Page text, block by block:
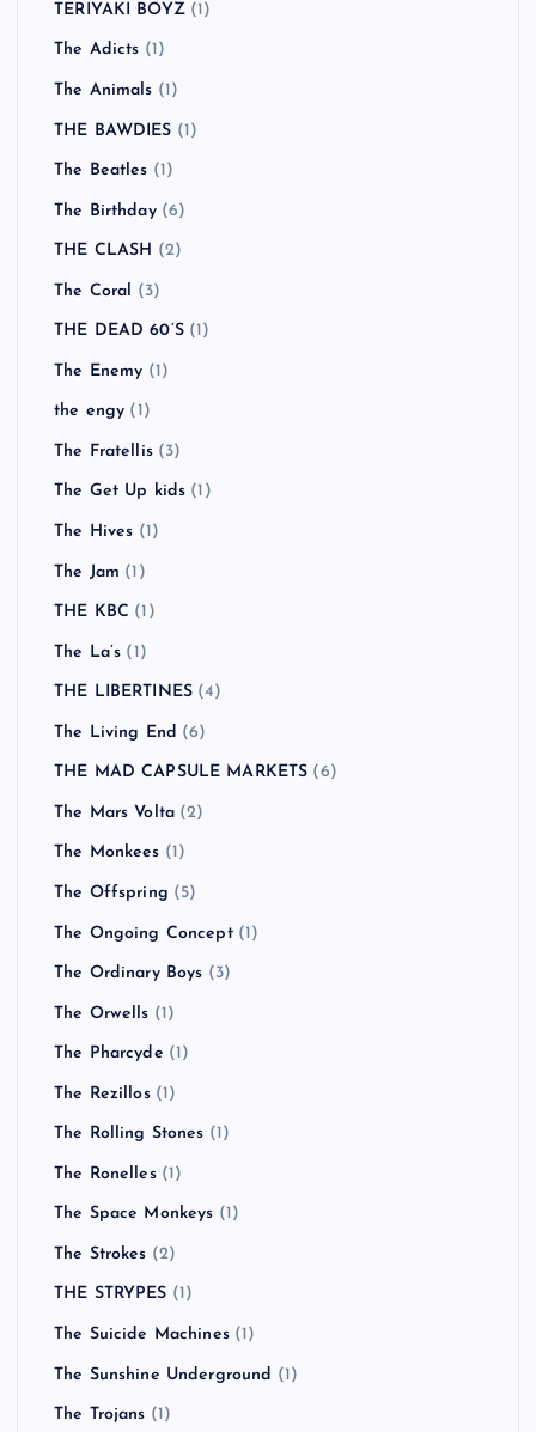
TERIYAKI BOYZ(1)
The Adicts (1)
The Animals (1)
THE BAWDIES (1)
The Beatles (1)
The Birthday(6)
THE CLASH (2)
The Coral (3)
THE DEAD 60’S(1)
The Enemy (1)
the engy (1)
The Fratellis(3)
The Get Up kids (1)
The Hives (1)
The Jam (1)
THE KBC (1)
The La’s (1)
THE LIBERTINES (4)
The Living End (6)
THE MAD CAPSULE MARKETS (6)
The Mars Volta (2)
The Monkees (1)
The Offspring (5)
The Ongoing Concept(1)
The Ordinary Boys (3)
The Orwells (1)
The Pharcyde (1)
The Rezillos(1)
The Rolling Stones (1)
The Ronelles(1)
The Space Monkeys (1)
The Strokes (2)
THE STRYPES (1)
The Suicide Machines(1)
The Sunshine Underground (1)
The Trojans (1)